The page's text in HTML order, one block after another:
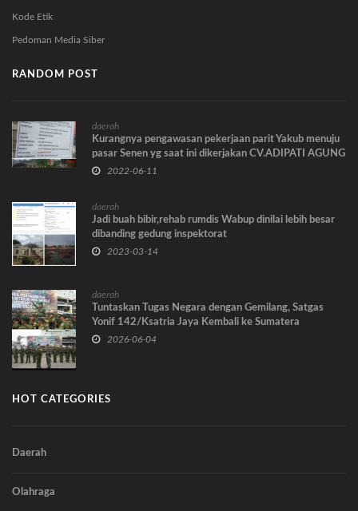
Kode Etik
Pedoman Media Siber
RANDOM POST
daerah
Kurangnya pengawasan pekerjaan parit Yakub menuju
pasar Senen yg saat ini dikerjakan CV.ADIPATI AGUNG
2022-06-11
daerah
Jadi buah bibir,rehab rumdis Wabup dinilai lebih besar
dibanding gedung inspektorat
2023-03-14
daerah
Tuntaskan Tugas Negara dengan Gemilang, Satgas
Yonif 142/Ksatria Jaya Kembali ke Sumatera
2026-06-04
HOT CATEGORIES
Daerah
Olahraga